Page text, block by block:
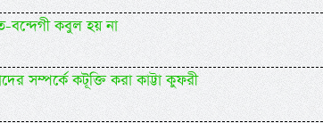
বন্দেগী কবুল হয় না
সম্পর্কে কটূক্তি করা কাট্টা কুফরী